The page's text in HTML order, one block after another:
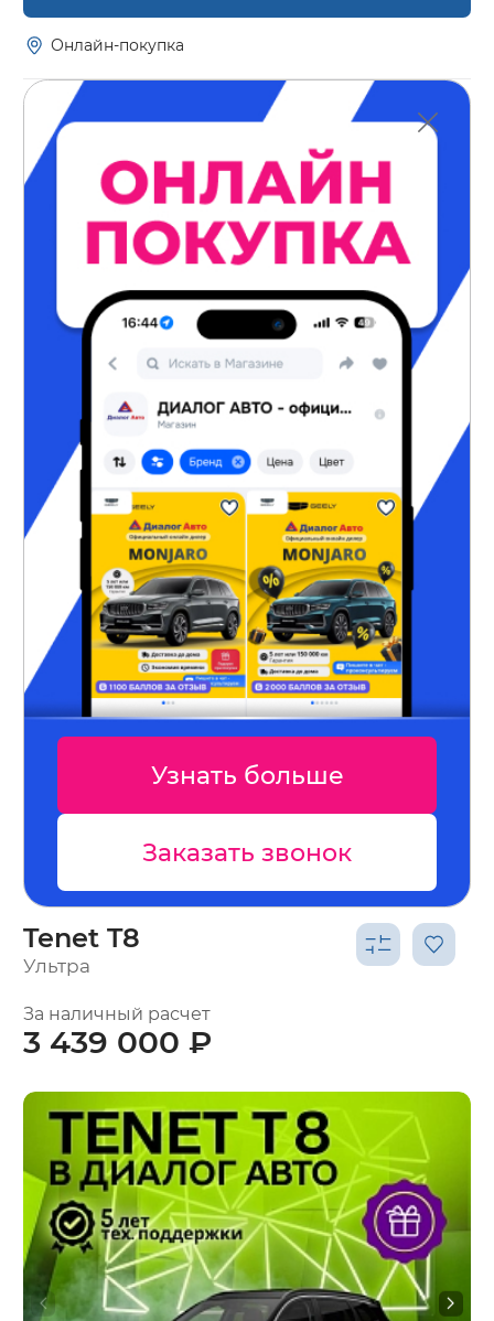
Онлайн-покупка
Узнать больше
Заказать звонок
Tenet T8
Ультра
За наличный расчет
3 439 000 ₽